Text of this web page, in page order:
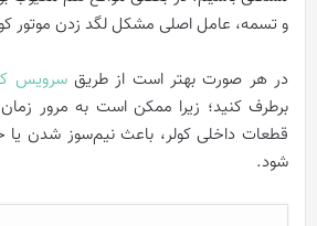
و تسمه، عامل اصلی مشکل لگد زدن موتور
در هر صورت بهتر است از طریقسرویس
برطرف کنید؛ زیرا ممکن است به مرور
قطعات داخلی کولر، باعث نیم‌سوز شدن یا
شود.